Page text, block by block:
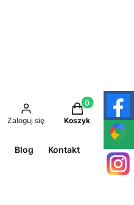
Zaloguj się
Produkty w
Koszyk
Blog Kontakt